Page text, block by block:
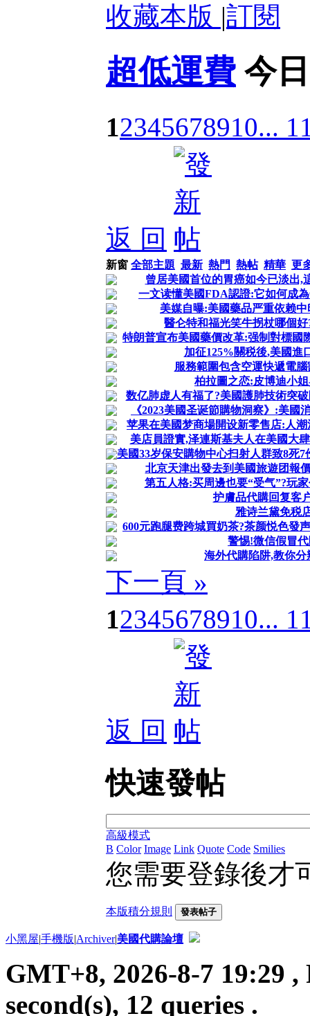
收藏本版 |訂閱
超低運費 今
12345678910...
返 回
新窗 全部主題 最新 熱門 熱帖 精華 更
曾居美國首位的胃癌如今已淡出,
一文读懂美國FDA認證:它如何成
美媒自曝:美國藥品严重依赖
醫仑特和福光笑牛拐杖哪個
特朗普宣布美國藥價改革:强制對標國
加征125%關税後,美國進
服務範圍包含空運快遞電
柏拉圖之恋:皮博迪小
数亿肺虚人有福了?美國護肺技術突
《2023美國圣诞節購物洞察》:美國
苹果在美國梦商場開设新零售店:人
美店員證實,泽連斯基夫人在美國大
美國33岁保安購物中心扫射人群致8死
北京天津出發去到美國旅遊团報
第五人格:买周邊也要“受气”?玩
护膚品代購回复客
雅诗兰黛免税
600元跑腿费跨城買奶茶?茶颜悦色發
警惕!微信假冒
海外代購陷阱,教你
下一頁 »
12345678910...
返 回
快速發帖
高級模式
B Color Image Link Quote Code Smilies
您需要登錄後才
本版積分規則 發表帖子
小黑屋|手機版|Archiver|美國代購論壇
GMT+8, 2026-8-7 19:29 ,
second(s), 12 queries .